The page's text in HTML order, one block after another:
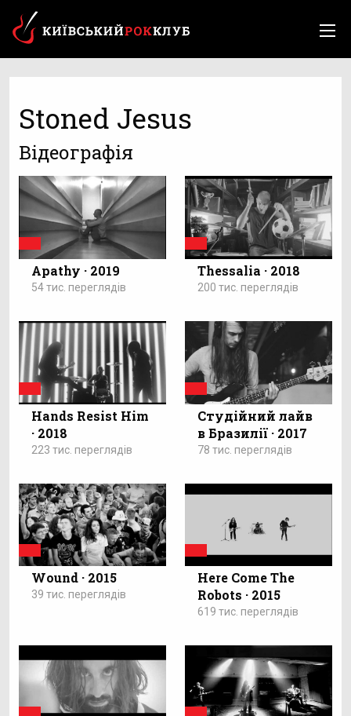
Stoned Jesus
Відеографія
Apathy · 2019
54 тис. переглядів
Thessalia · 2018
200 тис. переглядів
Hands Resist Him
· 2018
223 тис. переглядів
Cтудійний лайв
в Бразилії · 2017
78 тис. переглядів
Wound · 2015
39 тис. переглядів
Here Come The
Robots · 2015
619 тис. переглядів